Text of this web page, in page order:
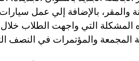
والمقر، بالإضافة إلي عمل
المشكلة التي واجهت الطلاب
والمؤتمرات في النصف